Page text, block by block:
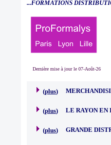
...FORMATIONS
Dernière mise à jour le 07-Août-26
(plus)
(plus) LE RAYON EN
(plus) GRANDE